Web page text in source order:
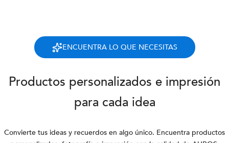
ENCUENTRA LO QUE NECESITAS
Productos personalizados e impresión
para cada idea
Convierte tus ideas y recuerdos en algo único. Encuentra productos